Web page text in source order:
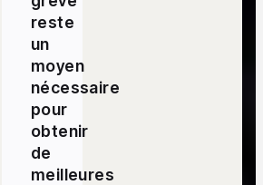
reste
un
moyen
nécessaire
pour
obtenir
de
meilleures